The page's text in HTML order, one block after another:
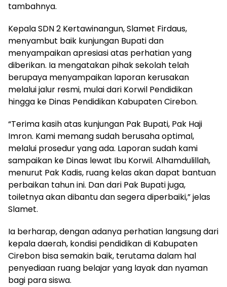
tambahnya.
Kepala SDN 2 Kertawinangun, Slamet Firdaus,
menyambut baik kunjungan Bupati dan
menyampaikan apresiasi atas perhatian yang
diberikan. Ia mengatakan pihak sekolah telah
berupaya menyampaikan laporan kerusakan
melalui jalur resmi, mulai dari Korwil Pendidikan
hingga ke Dinas Pendidikan Kabupaten Cirebon.
“Terima kasih atas kunjungan Pak Bupati, Pak Haji
Imron. Kami memang sudah berusaha optimal,
melalui prosedur yang ada. Laporan sudah kami
sampaikan ke Dinas lewat Ibu Korwil. Alhamdulillah,
menurut Pak Kadis, ruang kelas akan dapat bantuan
perbaikan tahun ini. Dan dari Pak Bupati juga,
toiletnya akan dibantu dan segera diperbaiki,” jelas
Slamet.
Ia berharap, dengan adanya perhatian langsung dari
kepala daerah, kondisi pendidikan di Kabupaten
Cirebon bisa semakin baik, terutama dalam hal
penyediaan ruang belajar yang layak dan nyaman
bagi para siswa.